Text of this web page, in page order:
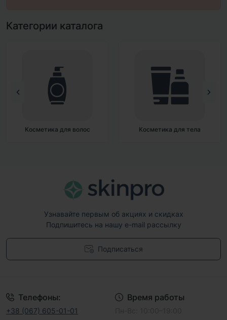
Категории каталога
Косметика для волос Косметика для тела
Узнавайте первым об акциях и скидках
Подпишитесь на нашу e-mail рассылку
Подписаться
Телефоны:
+38 (067) 605-01-01
Время работы